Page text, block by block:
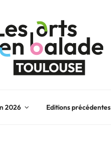
2026 Editions précédentes